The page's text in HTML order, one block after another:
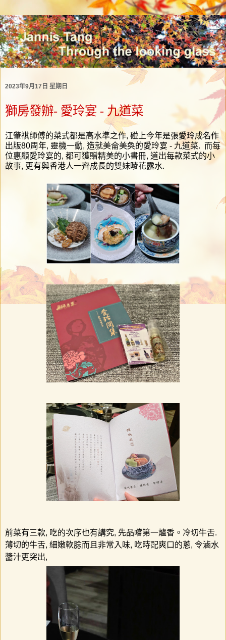
2023年9月17日 星期日
獅房發辦- 愛玲宴 - 九道菜
江肇祺師傅的菜式都是高水準之作, 碰上今年是張愛玲成名作
出版80周年, 靈機一動, 造就美侖美奐的愛玲宴 - 九道菜. 而每
位惠顧愛玲宴的, 都可獲贈精美的小書冊, 道出每款菜式的小
故事, 更有與香港人一齊成長的雙妹嘜花露水.
前菜有三款, 吃的次序也有講究, 先品嚐第一爐香。冷切牛舌.
薄切的牛舌, 細嫩軟腍而且非常入味, 吃時配爽口的蔥, 令滷水
醬汁更突出,